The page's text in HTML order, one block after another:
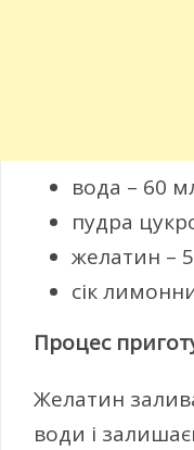
вода – 60
пудра
желатин –
сік
Процес
Желатин
води і